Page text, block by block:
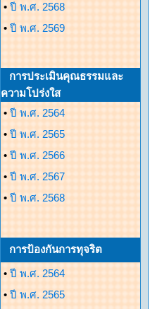
• ปี พ.ศ. 2568
• ปี พ.ศ. 2569
การประเมินคุณธรรมและ
ความโปร่งใส
• ปี พ.ศ. 2564
• ปี พ.ศ. 2565
• ปี พ.ศ. 2566
• ปี พ.ศ. 2567
• ปี พ.ศ. 2568
การป้องกันการทุจริต
• ปี พ.ศ. 2564
• ปี พ.ศ. 2565